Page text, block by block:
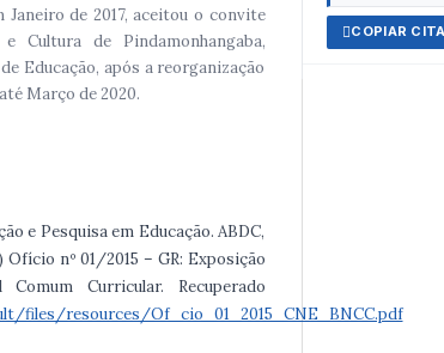
Janeiro de 2017, aceitou o convite
Cultura de Pindamonhangaba,
Educação, após a reorganização
Março de 2020.
e Pesquisa em Educação. ABDC,
Ofício nº 01/2015 – GR: Exposição
Curricular. Recuperado
files/resources/Of_cio_01_2015_CNE_BNCC.pdf
COPIAR